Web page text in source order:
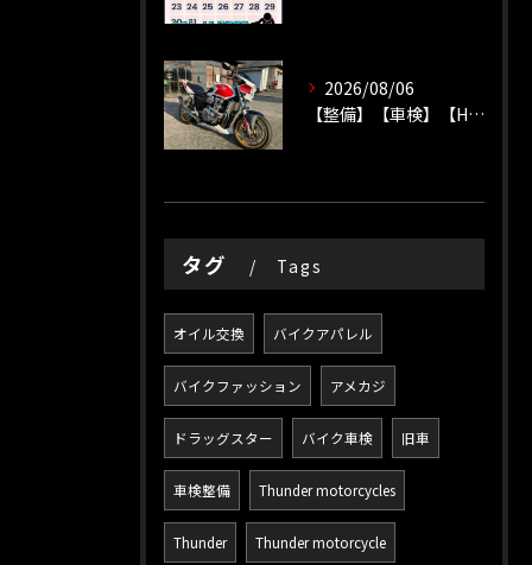
2026/08/06
【整備】【車検】【HONDA】
タグ Tags
オイル交換 バイクアパレル
バイクファッション アメカジ
ドラッグスター バイク車検 旧車
車検整備 Thunder motorcycles
Thunder Thunder motorcycle